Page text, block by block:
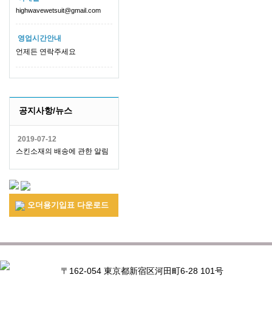
highwavewetsuit@gmail.com
영업시간안내
언제든 연락주세요
공지사항/뉴스
2019-07-12
스킨소재의 배송에 관한 알림
오더용기입표 다운로드
〒162-054 東京都新宿区河田町6-28 101号